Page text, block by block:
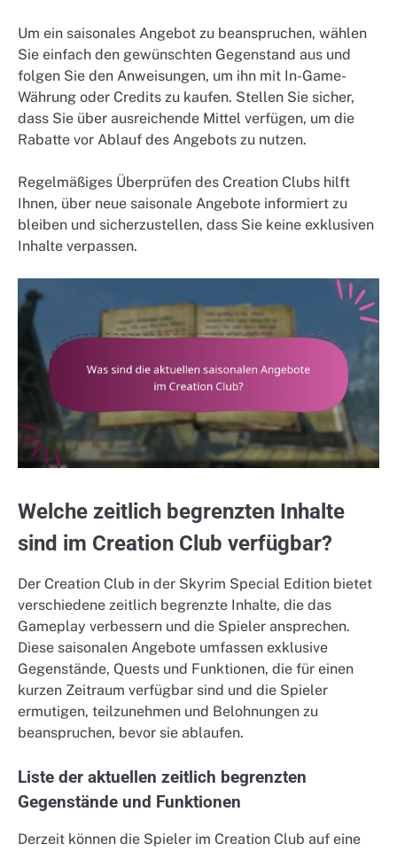
Um ein saisonales Angebot zu beanspruchen, wählen
Sie einfach den gewünschten Gegenstand aus und
folgen Sie den Anweisungen, um ihn mit In-Game-
Währung oder Credits zu kaufen. Stellen Sie sicher,
dass Sie über ausreichende Mittel verfügen, um die
Rabatte vor Ablauf des Angebots zu nutzen.
Regelmäßiges Überprüfen des Creation Clubs hilft
Ihnen, über neue saisonale Angebote informiert zu
bleiben und sicherzustellen, dass Sie keine exklusiven
Inhalte verpassen.
Welche zeitlich begrenzten Inhalte
sind im Creation Club verfügbar?
Der Creation Club in der Skyrim Special Edition bietet
verschiedene zeitlich begrenzte Inhalte, die das
Gameplay verbessern und die Spieler ansprechen.
Diese saisonalen Angebote umfassen exklusive
Gegenstände, Quests und Funktionen, die für einen
kurzen Zeitraum verfügbar sind und die Spieler
ermutigen, teilzunehmen und Belohnungen zu
beanspruchen, bevor sie ablaufen.
Liste der aktuellen zeitlich begrenzten
Gegenstände und Funktionen
Derzeit können die Spieler im Creation Club auf eine